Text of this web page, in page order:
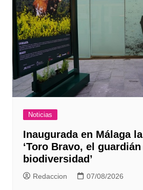
Noticias
Inaugurada en Málaga
‘Toro Bravo, el
biodiversidad’
Redaccion 07/08/2026